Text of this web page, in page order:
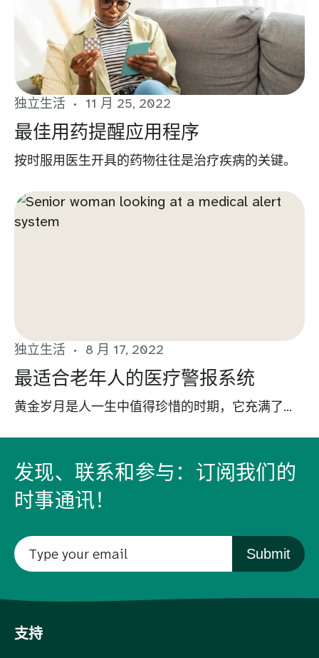
独立生活 11 月 25, 2022
最佳用药提醒应用程序
按时服用医生开具的药物往往是治疗疾病的关键。
独立生活 8 月 17, 2022
最适合老年人的医疗警报系统
黄金岁月是人一生中值得珍惜的时期，它充满了...
发现、联系和参与：订阅我们的
时事通讯！
Submit
支持